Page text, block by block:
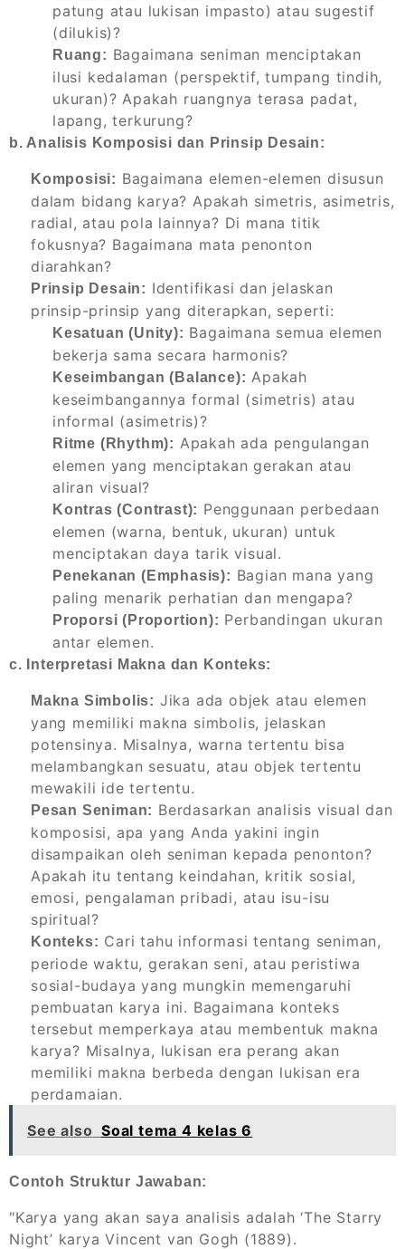
patung atau lukisan impasto) atau sugestif
(dilukis)?
Ruang: Bagaimana seniman menciptakan
ilusi kedalaman (perspektif, tumpang tindih,
ukuran)? Apakah ruangnya terasa padat,
lapang, terkurung?
b. Analisis Komposisi dan Prinsip Desain:
Komposisi: Bagaimana elemen-elemen disusun
dalam bidang karya? Apakah simetris, asimetris,
radial, atau pola lainnya? Di mana titik
fokusnya? Bagaimana mata penonton
diarahkan?
Prinsip Desain: Identifikasi dan jelaskan
prinsip-prinsip yang diterapkan, seperti:
Kesatuan (Unity): Bagaimana semua elemen
bekerja sama secara harmonis?
Keseimbangan (Balance): Apakah
keseimbangannya formal (simetris) atau
informal (asimetris)?
Ritme (Rhythm): Apakah ada pengulangan
elemen yang menciptakan gerakan atau
aliran visual?
Kontras (Contrast): Penggunaan perbedaan
elemen (warna, bentuk, ukuran) untuk
menciptakan daya tarik visual.
Penekanan (Emphasis): Bagian mana yang
paling menarik perhatian dan mengapa?
Proporsi (Proportion): Perbandingan ukuran
antar elemen.
c. Interpretasi Makna dan Konteks:
Makna Simbolis: Jika ada objek atau elemen
yang memiliki makna simbolis, jelaskan
potensinya. Misalnya, warna tertentu bisa
melambangkan sesuatu, atau objek tertentu
mewakili ide tertentu.
Pesan Seniman: Berdasarkan analisis visual dan
komposisi, apa yang Anda yakini ingin
disampaikan oleh seniman kepada penonton?
Apakah itu tentang keindahan, kritik sosial,
emosi, pengalaman pribadi, atau isu-isu
spiritual?
Konteks: Cari tahu informasi tentang seniman,
periode waktu, gerakan seni, atau peristiwa
sosial-budaya yang mungkin memengaruhi
pembuatan karya ini. Bagaimana konteks
tersebut memperkaya atau membentuk makna
karya? Misalnya, lukisan era perang akan
memiliki makna berbeda dengan lukisan era
perdamaian.
See also Soal tema 4 kelas 6
Contoh Struktur Jawaban:
"Karya yang akan saya analisis adalah ‘The Starry
Night’ karya Vincent van Gogh (1889).